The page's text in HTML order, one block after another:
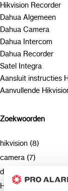
Hikvision Recorder
Dahua Algemeen
Dahua Camera
Dahua Intercom
Dahua Recorder
Satel Integra
Aansluit instructies
Aanvullende
Zoekwoorden
hikvision (8)
camera (7)
deurbel (4)
Hikvision (3)